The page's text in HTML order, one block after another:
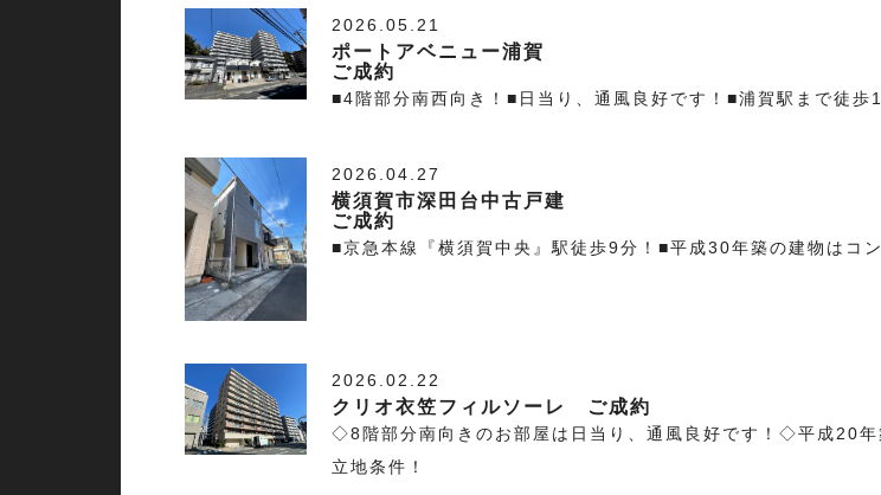
2026.05.21
ポートアベニュー浦賀
ご成約
■4階部分南西向き！■日当り、通風良好です！■浦賀駅まで徒歩
2026.04.27
横須賀市深田台中古戸建
ご成約
■京急本線『横須賀中央』駅徒歩9分！■平成30年築の建物はコ
2026.02.22
クリオ衣笠フィルソーレ ご成約
◇8階部分南向きのお部屋は日当り、通風良好です！◇平成20
立地条件！